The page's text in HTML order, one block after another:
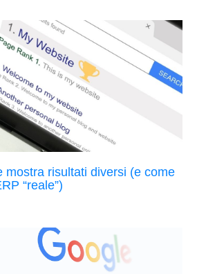
mostra risultati diversi (e come
“reale”)